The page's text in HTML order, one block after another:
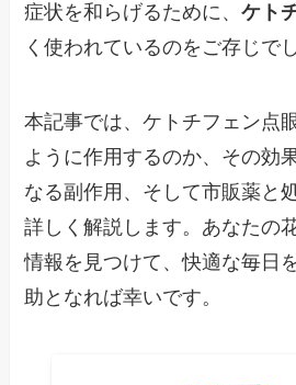
症状を和らげるために、ケト
く使われているのをご存じで
本記事では、ケトチフェン点
ように作用するのか、その効
なる副作用、そして市販薬と
詳しく解説します。あなたの
情報を見つけて、快適な毎日
助となれば幸いです。